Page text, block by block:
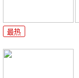
最热